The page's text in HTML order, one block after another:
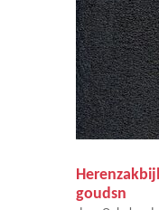
goudsn